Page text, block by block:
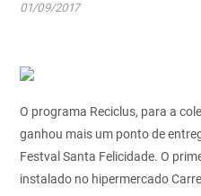
01/09/2017
O programa Reciclus, para a
ganhou mais um ponto de
Festval Santa Felicidade. O
instalado no hipermercado